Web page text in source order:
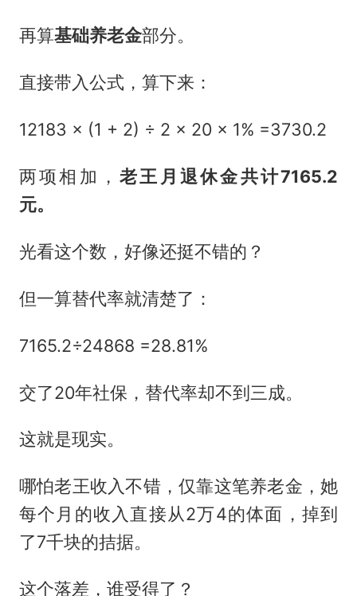
再算基础养老金部分。
直接带入公式，算下来：
12183 × (1 + 2) ÷ 2 × 20 × 1% =3730.2
两项相加，老王 月退休金共计7165.2
元。
光看这个数，好像还挺不错的？
但一算替代率就清楚了：
7165.2÷24868 =28.81%
交了20年社保，替代率却不到三成。
这就是现实。
哪怕老王收入不错，仅靠这笔养老金，她
每个月的收入直接从2万4的体面，掉到
了7千块的拮据。
这个落差，谁受得了？